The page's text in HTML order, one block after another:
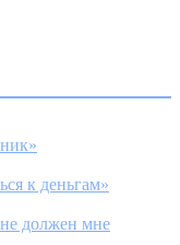
к деньгам»
должен мне